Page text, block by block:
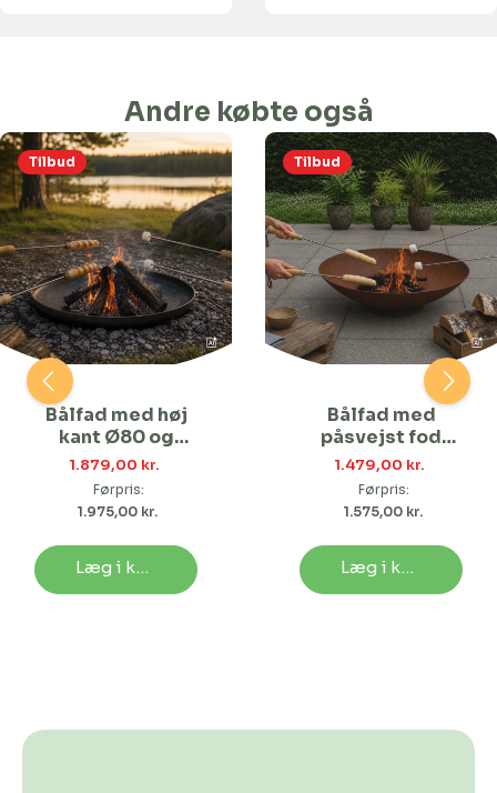
Andre købte også
Tilbud
Bålfad med høj
kant Ø80 og
tilbehør | Bålsæt
1.879,00 kr.
Førpris:
1.975,00 kr.
Læg i kurv
Tilbud
Bålfad med
påsvejst fod
Ø60 og tilbehør |
Bålsæt
1.479,00 kr.
Førpris:
1.575,00 kr.
Læg i kurv